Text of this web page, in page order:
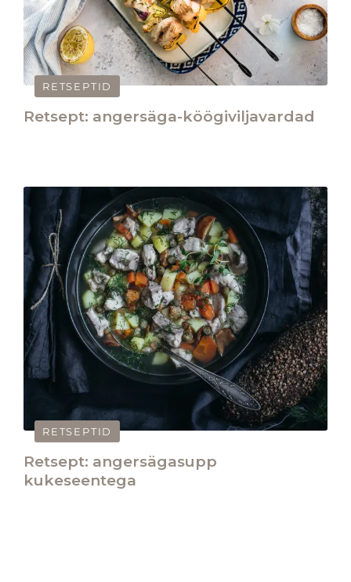
RETSEPTID
Retsept: angersäga-köögiviljavardad
RETSEPTID
Retsept: angersägasupp
kukeseentega